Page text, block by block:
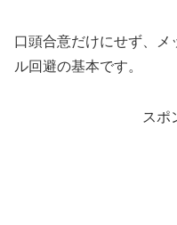
口頭合意だけにせず、
ル回避の基本です。
スポ